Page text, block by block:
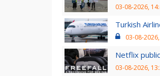
03-08-2026,
Turkish
03-08-
Netflix
03-08-2026,